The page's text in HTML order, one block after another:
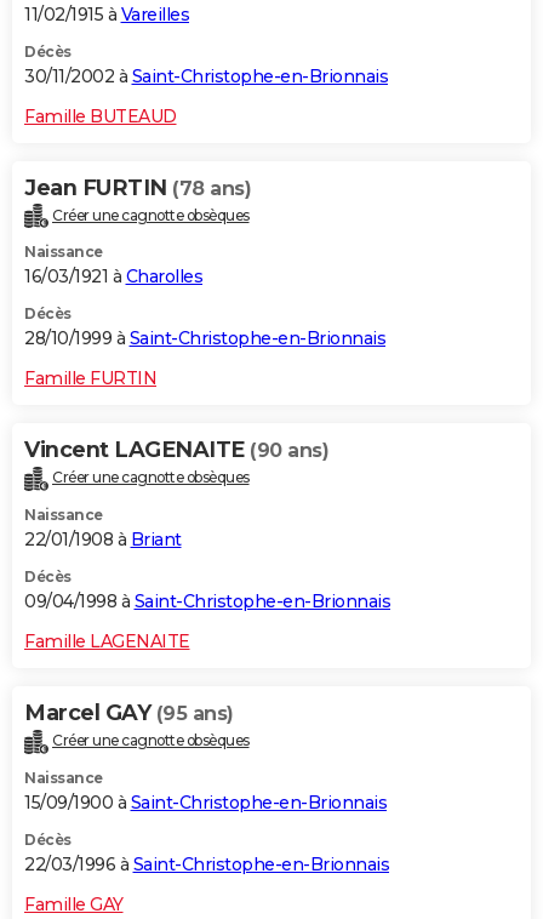
11/02/1915 à Vareilles
Décès
30/11/2002 à Saint-Christophe-en-Brionnais
Famille BUTEAUD
Jean FURTIN (78 ans)
Créer une cagnotte obsèques
Naissance
16/03/1921 à Charolles
Décès
28/10/1999 à Saint-Christophe-en-Brionnais
Famille FURTIN
Vincent LAGENAITE (90 ans)
Créer une cagnotte obsèques
Naissance
22/01/1908 à Briant
Décès
09/04/1998 à Saint-Christophe-en-Brionnais
Famille LAGENAITE
Marcel GAY (95 ans)
Créer une cagnotte obsèques
Naissance
15/09/1900 à Saint-Christophe-en-Brionnais
Décès
22/03/1996 à Saint-Christophe-en-Brionnais
Famille GAY